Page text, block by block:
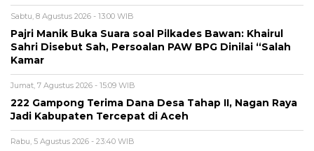
Sabtu, 8 Agustus 2026 - 13:00 WIB
Pajri Manik Buka Suara soal Pilkades Bawan: Khairul
Sahri Disebut Sah, Persoalan PAW BPG Dinilai “Salah
Kamar
Jumat, 7 Agustus 2026 - 15:09 WIB
222 Gampong Terima Dana Desa Tahap II, Nagan Raya
Jadi Kabupaten Tercepat di Aceh
Rabu, 5 Agustus 2026 - 23:40 WIB